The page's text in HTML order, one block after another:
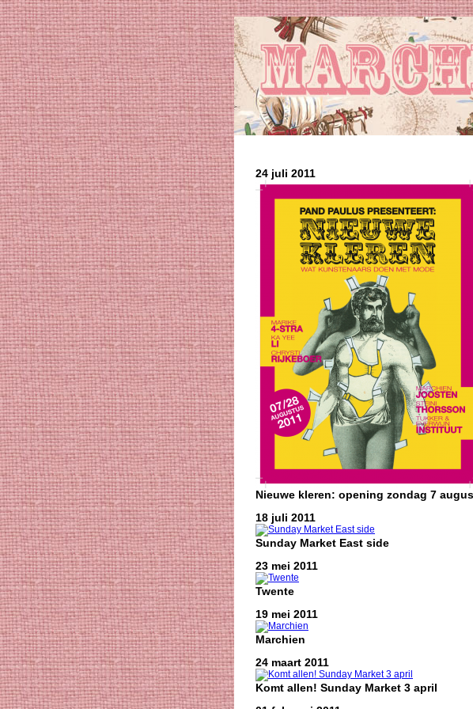
24 juli 2011
Nieuwe kleren: opening zondag 7
18 juli 2011
Sunday Market East side
23 mei 2011
Twente
19 mei 2011
Marchien
24 maart 2011
Komt allen! Sunday Market 3 april